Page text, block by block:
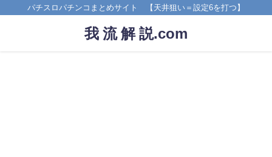
パチスロパチンコまとめサイト 【天井狙い＝設定6を打つ】
我 流 解 説.com